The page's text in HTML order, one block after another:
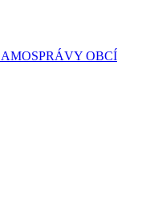
OBCÍ